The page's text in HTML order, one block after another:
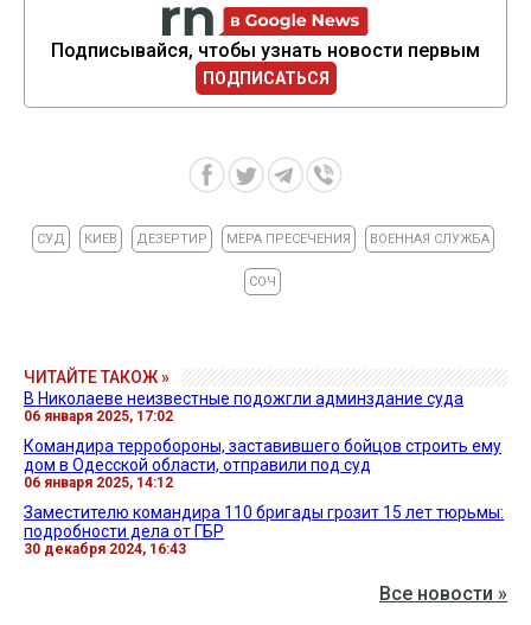
Подписывайся, чтобы узнать новости первым
ПОДПИСАТЬСЯ
СУД КИЕВ ДЕЗЕРТИР МЕРА ПРЕСЕЧЕНИЯ ВОЕННАЯ СЛУЖБА
СОЧ
ЧИТАЙТЕ ТАКОЖ »
В Николаеве неизвестные подожгли админздание суда
06 января 2025, 17:02
Командира терробороны, заставившего бойцов строить ему
дом в Одесской области, отправили под суд
06 января 2025, 14:12
Заместителю командира 110 бригады грозит 15 лет тюрьмы:
подробности дела от ГБР
30 декабря 2024, 16:43
Все новости »